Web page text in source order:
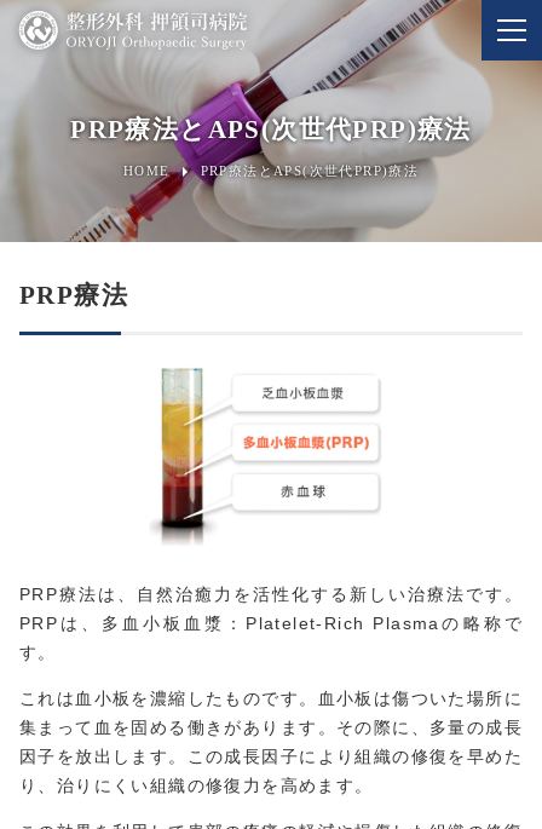
PRP療法とAPS(次世代PRP)療法
HOME PRP療法とAPS(次世代PRP)療法
PRP療法
PRP療法は、自然治癒力を活性化する新しい治療法です。
PRPは、多血小板血漿：Platelet-Rich Plasmaの略称で
す。
これは血小板を濃縮したものです。血小板は傷ついた場所に
集まって血を固める働きがあります。その際に、多量の成長
因子を放出します。この成長因子により組織の修復を早めた
り、治りにくい組織の修復力を高めます。